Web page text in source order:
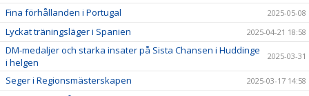
Fina förhållanden i Portugal 2025-05-08
Lyckat träningsläger i Spanien 2025-04-21 18:58
DM-medaljer och starka insater på Sista Chansen i Huddinge
i helgen
2025-03-31
Seger i Regionsmästerskapen 2025-03-17 14:58